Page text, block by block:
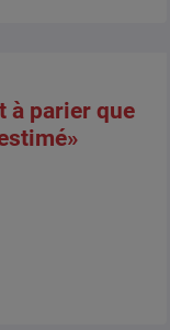
à parier que